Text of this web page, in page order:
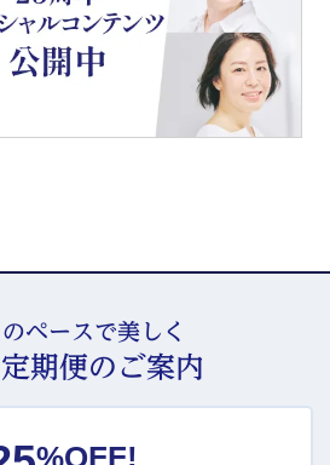
ペースで美しく
期便のご案内